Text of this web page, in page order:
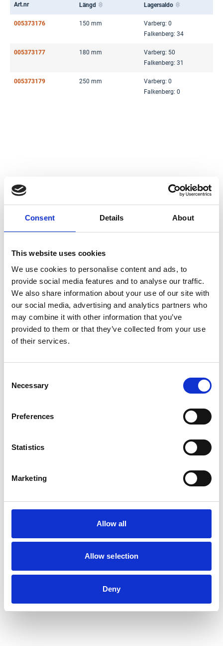
Consent Details About
This website uses cookies
We use cookies to personalise content and ads, to
provide social media features and to analyse our traffic.
We also share information about your use of our site with
our social media, advertising and analytics partners who
may combine it with other information that you’ve
provided to them or that they’ve collected from your use
of their services.
Selection
Necessary
Preferences
Statistics
Marketing
Allow all
Allow selection
Deny
Art.nr Längd Lagersaldo
005373176 150 mm
Varberg: 0
Falkenberg: 34
005373177 180 mm
Varberg: 50
Falkenberg: 31
005373179 250 mm
Varberg: 0
Falkenberg: 0
Miljöinformation
Kompletterande märkning
Länk till byggvarubedämningen:
https://byggvarubedomningen.se/
id=205535